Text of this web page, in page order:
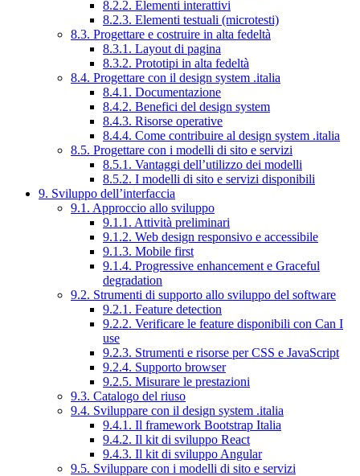
8.2.2. Elementi interattivi
8.2.3. Elementi testuali (microtesti)
8.3. Progettare e costruire in alta fedeltà
8.3.1. Layout di pagina
8.3.2. Prototipi in alta fedeltà
8.4. Progettare con il design system .italia
8.4.1. Documentazione
8.4.2. Benefici del design system
8.4.3. Risorse operative
8.4.4. Come contribuire al design system .italia
8.5. Progettare con i modelli di sito e servizi
8.5.1. Vantaggi dell’utilizzo dei modelli
8.5.2. I modelli di sito e servizi disponibili
9. Sviluppo dell’interfaccia
9.1. Approccio allo sviluppo
9.1.1. Attività preliminari
9.1.2. Web design responsivo e accessibile
9.1.3. Mobile first
9.1.4. Progressive enhancement e Graceful
degradation
9.2. Strumenti di supporto allo sviluppo del software
9.2.1. Feature detection
9.2.2. Verificare le feature disponibili con Can I
use
9.2.3. Strumenti e risorse per CSS e JavaScript
9.2.4. Supporto browser
9.2.5. Misurare le prestazioni
9.3. Catalogo del riuso
9.4. Sviluppare con il design system .italia
9.4.1. Il framework Bootstrap Italia
9.4.2. Il kit di sviluppo React
9.4.3. Il kit di sviluppo Angular
9.5. Sviluppare con i modelli di sito e servizi